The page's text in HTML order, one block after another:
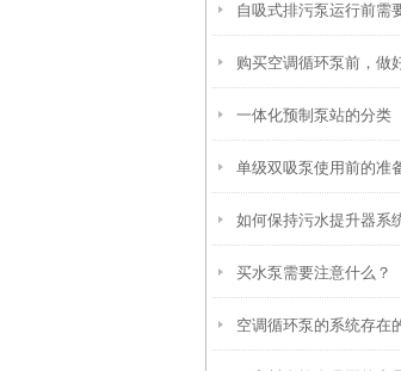
自吸式排污泵运行前需
工作？
购买空调循环泵前，做
一体化预制泵站的分类
单级双吸泵使用前的准
如何保持污水提升器系
状态？
买水泵需要注意什么？
空调循环泵的系统存在